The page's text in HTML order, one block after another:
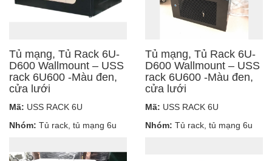
Tủ mạng, Tủ Rack 6U-
D600 Wallmount – USS
rack 6U600 -Màu đen,
cửa lưới
Mã: USS RACK 6U
Nhóm: Tủ rack, tủ mạng 6u
Tủ mạng, Tủ Rack 6U-
D600 Wallmount – USS
rack 6U600 -Màu đen,
cửa lưới
Mã: USS RACK 6U
Nhóm: Tủ rack, tủ mạng 6u